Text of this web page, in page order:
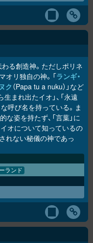
る創造神。ただしポリネ
オリ独自の神。「ラ ンギ・
ク（Papa tu a nuku）」など
まれ出たイオ」、「永遠
な呼び名を持っている。ま
な姿を持たず、「言葉」に
オについて知っているの
れない秘儀の神であっ
ランド